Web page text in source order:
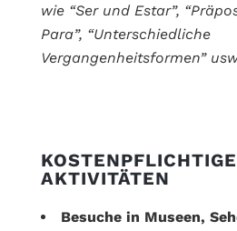
wie “Ser und Estar”,
Para”, “Unterschiedliche
Vergangenheitsformen”
KOSTENPFLICHTIGE
AKTIVITÄTEN
Besuche in Museen,